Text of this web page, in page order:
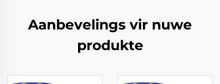
Aanbevelings vir nuwe
produkte